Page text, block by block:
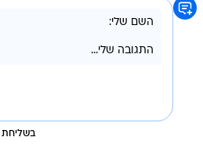
בשליחת